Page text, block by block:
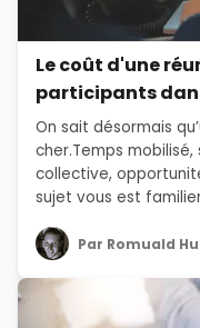
Le coût d'une
participants
On sait désormais
cher.Temps
collective,
sujet vous est
Par Romuald